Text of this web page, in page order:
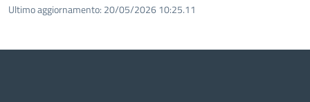
Ultimo aggiornamento: 20/05/2026 10:25.11